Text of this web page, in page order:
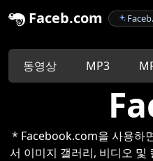
Faceb.com
동영상 MP3
* Facebook.com을 사용하
서 이미지 갤러리, 비디오 및